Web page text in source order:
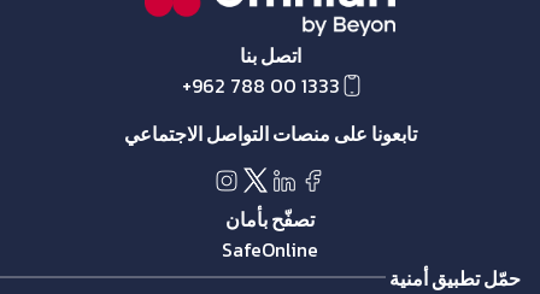
اتصل بنا
+962 788 00 1333
تابعونا على منصات التواصل الاجتماعي
تصفّح بأمان
SafeOnline
حمّل تطبيق أمنية